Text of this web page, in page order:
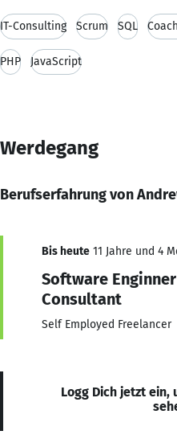
IT-Consulting Scrum SQL
PHP JavaScript
Werdegang
Berufserfahrung von
Bis heute 11 Jahre und 4
Software
Consultant
Self Employed Freelancer
Logg Dich jetzt ein,